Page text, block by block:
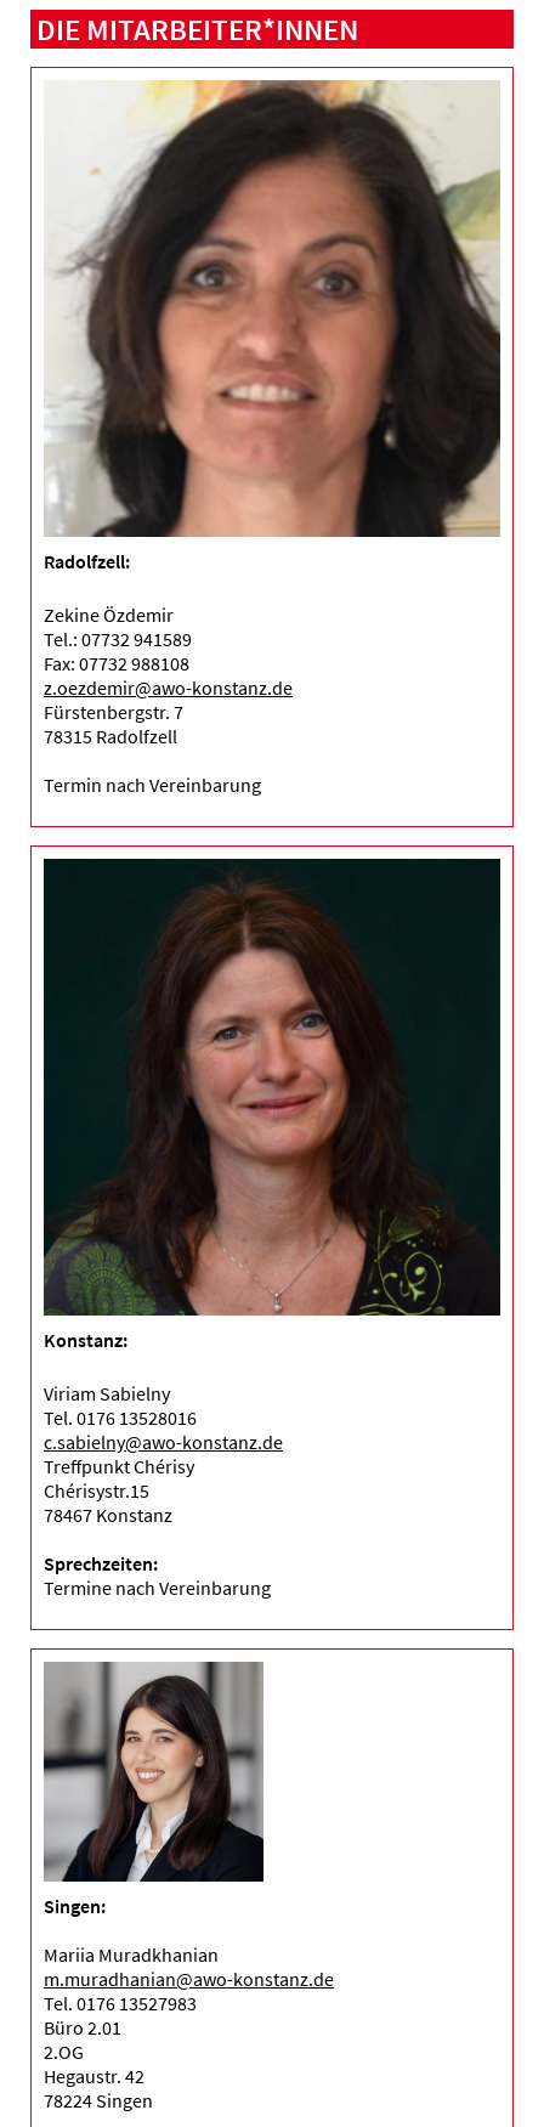
DIE MITARBEITER*INNEN
Radolfzell:
Zekine Özdemir
Tel.: 07732 941589
Fax: 07732 988108
z.oezdemir@awo-konstanz.de
Fürstenbergstr. 7
78315 Radolfzell
Termin nach Vereinbarung
Konstanz:
Viriam Sabielny
Tel. 0176 13528016
c.sabielny@awo-konstanz.de
Treffpunkt Chérisy
Chérisystr.15
78467 Konstanz
Sprechzeiten:
Termine nach Vereinbarung
Singen:
Mariia Muradkhanian
m.muradhanian@awo-konstanz.de
Tel. 0176 13527983
Büro 2.01
2.OG
Hegaustr. 42
78224 Singen